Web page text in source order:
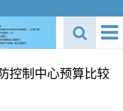
控制中心预算比较